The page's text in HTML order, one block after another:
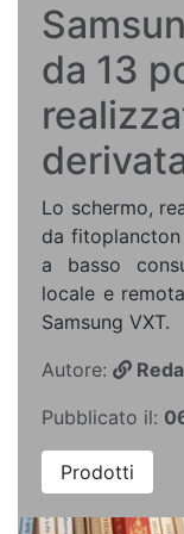
da 13
Lo schermo,
da
a basso
locale e
Samsung VXT.
Autore:
Pubblicato il:
Prodotti